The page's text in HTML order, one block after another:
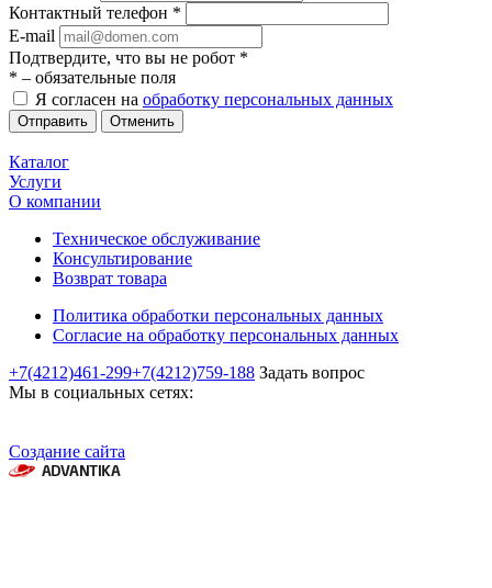
Контактный телефон *
E-mail
Подтвердите, что вы не робот *
* – обязательные поля
Я согласен на обработку персональных данных
Отменить
Каталог
Услуги
О компании
Техническое обслуживание
Консультирование
Возврат товара
Политика обработки персональных данных
Согласие на обработку персональных данных
+7(4212)461-299+7(4212)759-188 Задать вопрос
Мы в социальных сетях:
Создание сайта